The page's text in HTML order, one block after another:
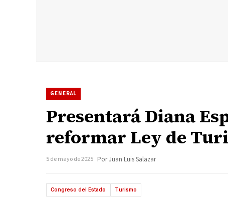
GENERAL
Presentará Diana
reformar Ley de
5 de mayo de 2025 Por Juan Luis Salazar
Congreso del Estado Turismo